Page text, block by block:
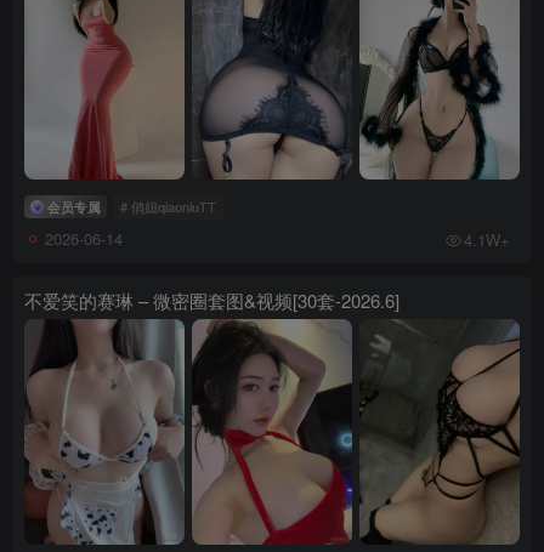
会员专属 # 俏妞qiaoniuTT
2026-06-14 4.1W+
不爱笑的赛琳 – 微密圈套图&视频[30套-2026.6]